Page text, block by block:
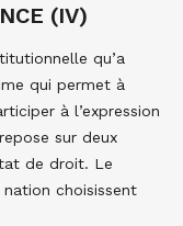
(IV)
qu’a
qui permet à
à l’expression
sur deux
de droit. Le
choisissent